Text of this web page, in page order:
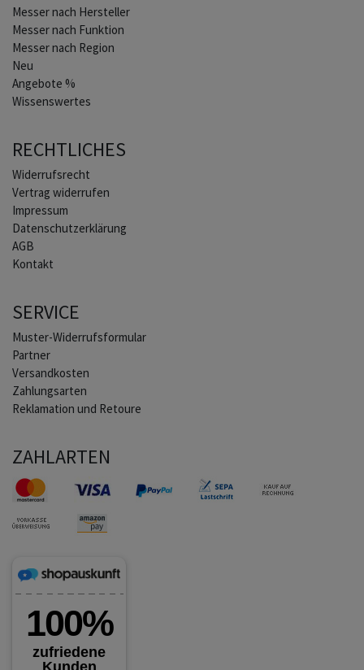
Home
Messer nach Hersteller
Messer nach Funktion
Messer nach Region
Neu
Angebote %
Wissenswertes
RECHTLICHES
Widerrufs­recht
Vertrag widerrufen
Impressum
Daten­schutz­erklärung
AGB
Kontakt
SERVICE
Muster-Widerrufsformular
Partner
Versandkosten
Zahlungsarten
Reklamation und Retoure
ZAHLARTEN